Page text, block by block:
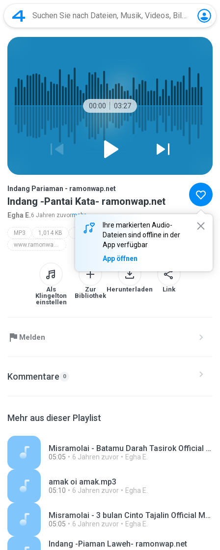
00:00 03:27
Ihre markierten Audio-
Dateien sind offline in der
App verfügbar
App öffnen
Indang Pariaman - ramonwap.net
Indang -Pantai Kata- ramonwap.net
Egha E.6 Jahren zuvormehr...
MP3 1,014 KB Unknown
indang pariaman - ramonwap.net
www.ramonwap.net
Als
Klingelton
einstellen
Zur
Bibliothek
Herunterladen Link
Melden
Kommentare 0
Mehr aus dieser Playlist
Misramolai - Batamu Darah Tasirok Official Music Video.mp3
05:05 6 Jahren zuvor Egha E.
amak oi amak.mp3
05:10 6 Jahren zuvor Egha E.
Misramolai - 3 bulan Cinto Tajalin Official Music Video.mp3
05:05 6 Jahren zuvor Egha E.
Indang -Piaman Laweh- ramonwap.net